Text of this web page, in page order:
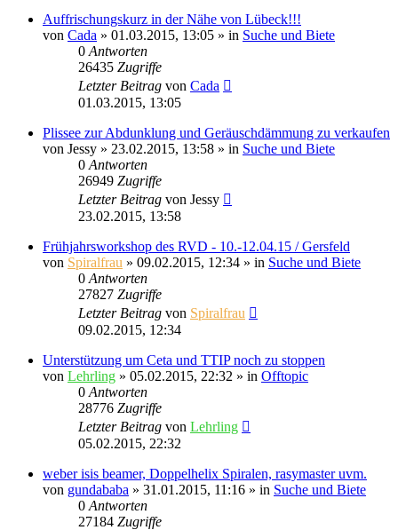
Auffrischungskurz in der Nähe von Lübeck!!!
von Cada » 01.03.2015, 13:05 » in Suche und Biete
0 Antworten
26435 Zugriffe
Letzter Beitrag von Cada
01.03.2015, 13:05
Plissee zur Abdunklung und Geräuschdämmung zu verkaufen
von Jessy » 23.02.2015, 13:58 » in Suche und Biete
0 Antworten
26949 Zugriffe
Letzter Beitrag von Jessy
23.02.2015, 13:58
Frühjahrsworkshop des RVD - 10.-12.04.15 / Gersfeld
von Spiralfrau » 09.02.2015, 12:34 » in Suche und Biete
0 Antworten
27827 Zugriffe
Letzter Beitrag von Spiralfrau
09.02.2015, 12:34
Unterstützung um Ceta und TTIP noch zu stoppen
von Lehrling » 05.02.2015, 22:32 » in Offtopic
0 Antworten
28776 Zugriffe
Letzter Beitrag von Lehrling
05.02.2015, 22:32
weber isis beamer, Doppelhelix Spiralen, rasymaster uvm.
von gundababa » 31.01.2015, 11:16 » in Suche und Biete
0 Antworten
27184 Zugriffe